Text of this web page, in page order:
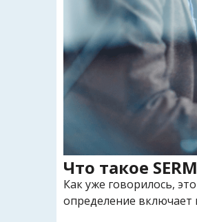
Что такое
Как уже говорилось,
определение включает